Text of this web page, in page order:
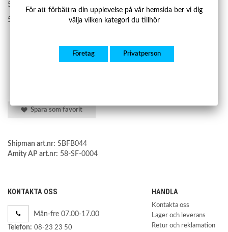
5120142060
5120142061
Spara som favorit
Shipman art.nr: SBFB044
Amity AP art.nr: 58-SF-0004
KONTAKTA OSS
Mån-fre 07.00-17.00
Telefon: 08-23 23 50
HANDLA
Kontakta oss
Lager och leverans
Retur och reklamation
För att förbättra din upplevelse på vår hemsida ber vi dig
välja vilken kategori du tillhör
Företag Privatperson